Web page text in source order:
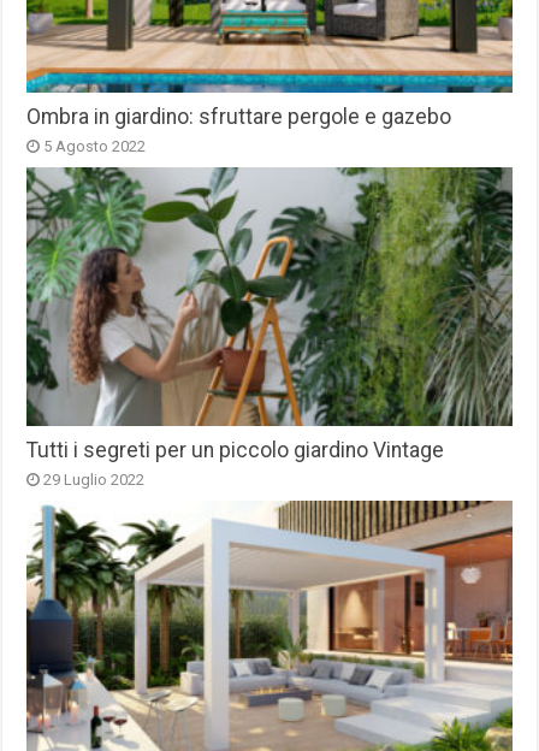
Ombra in giardino: sfruttare pergole e gazebo
5 Agosto 2022
Tutti i segreti per un piccolo giardino Vintage
29 Luglio 2022